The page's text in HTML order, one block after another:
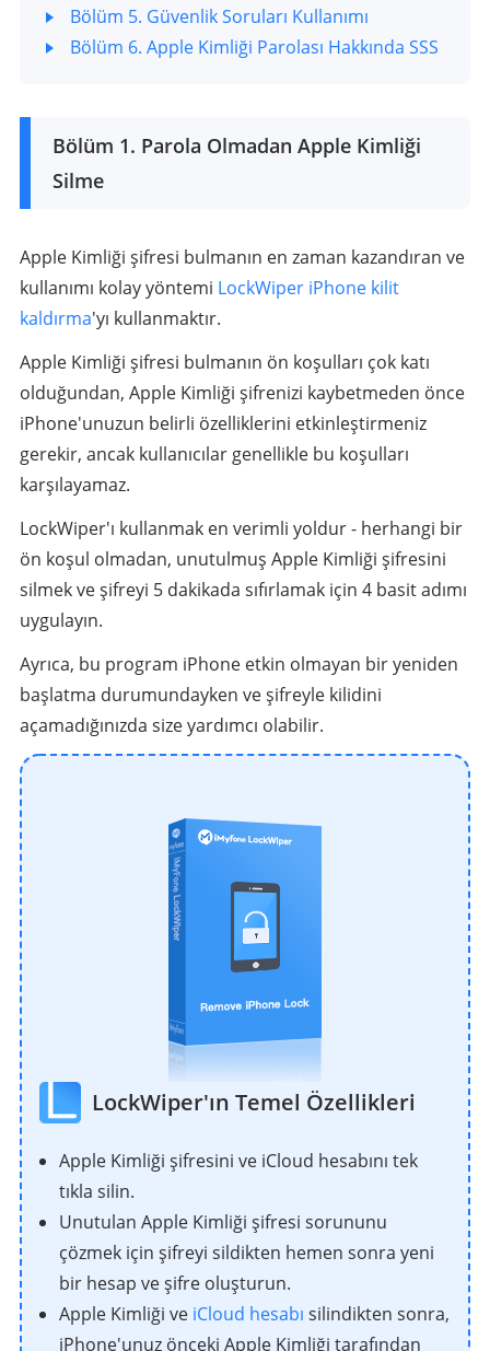
Bölüm 5. Güvenlik Soruları Kullanımı
Bölüm 6. Apple Kimliği Parolası Hakkında SSS
Bölüm 1. Parola Olmadan Apple Kimliği
Silme
Apple Kimliği şifresi bulmanın en zaman kazandıran ve
kullanımı kolay yöntemi LockWiper iPhone kilit
kaldırma'yı kullanmaktır.
Apple Kimliği şifresi bulmanın ön koşulları çok katı
olduğundan, Apple Kimliği şifrenizi kaybetmeden önce
iPhone'unuzun belirli özelliklerini etkinleştirmeniz
gerekir, ancak kullanıcılar genellikle bu koşulları
karşılayamaz.
LockWiper'ı kullanmak en verimli yoldur - herhangi bir
ön koşul olmadan, unutulmuş Apple Kimliği şifresini
silmek ve şifreyi 5 dakikada sıfırlamak için 4 basit adımı
uygulayın.
Ayrıca, bu program iPhone etkin olmayan bir yeniden
başlatma durumundayken ve şifreyle kilidini
açamadığınızda size yardımcı olabilir.
LockWiper'ın Temel Özellikleri
Apple Kimliği şifresini ve iCloud hesabını tek
tıkla silin.
Unutulan Apple Kimliği şifresi sorununu
çözmek için şifreyi sildikten hemen sonra yeni
bir hesap ve şifre oluşturun.
Apple Kimliği ve iCloud hesabı silindikten sonra,
iPhone'unuz önceki Apple Kimliği tarafından